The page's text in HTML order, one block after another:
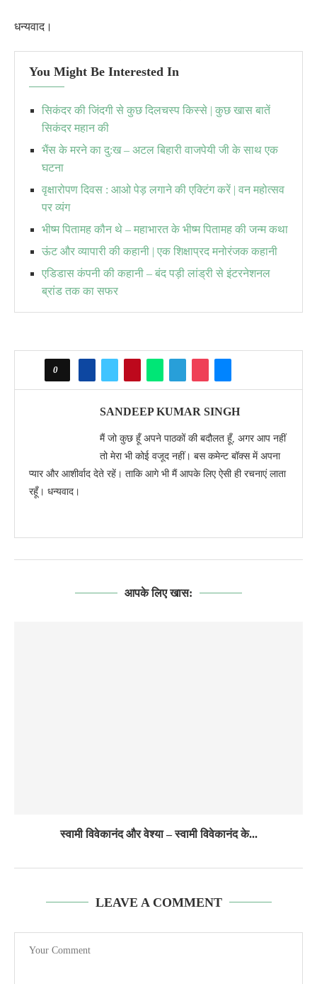
धन्यवाद।
You Might Be Interested In
सिकंदर की जिंदगी से कुछ दिलचस्प किस्से | कुछ खास बातें
सिकंदर महान की
भैंस के मरने का दु:ख – अटल बिहारी वाजपेयी जी के साथ एक
घटना
वृक्षारोपण दिवस : आओ पेड़ लगाने की एक्टिंग करें | वन महोत्सव
पर व्यंग
भीष्म पितामह कौन थे – महाभारत के भीष्म पितामह की जन्म कथा
ऊंट और व्यापारी की कहानी | एक शिक्षाप्रद मनोरंजक कहानी
एडिडास कंपनी की कहानी – बंद पड़ी लांड्री से इंटरनेशनल
ब्रांड तक का सफर
0
SANDEEP KUMAR SINGH
मैं जो कुछ हूँ अपने पाठकों की बदौलत हूँ, अगर आप नहीं
तो मेरा भी कोई वजूद नहीं। बस कमेन्ट बॉक्स में अपना
प्यार और आशीर्वाद देते रहें। ताकि आगे भी मैं आपके लिए ऐसी ही रचनाएं लाता
रहूँ। धन्यवाद।
आपके लिए खास:
स्वामी विवेकानंद और वेश्या – स्वामी विवेकानंद के...
LEAVE A COMMENT